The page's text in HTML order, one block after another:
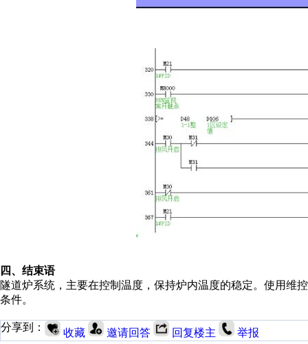
四、结束语
隧道炉系统，主要在控制温度，保持炉内温度的稳定。使用维
条件。
分享到： 收藏 邀请回答 回复楼主 举报